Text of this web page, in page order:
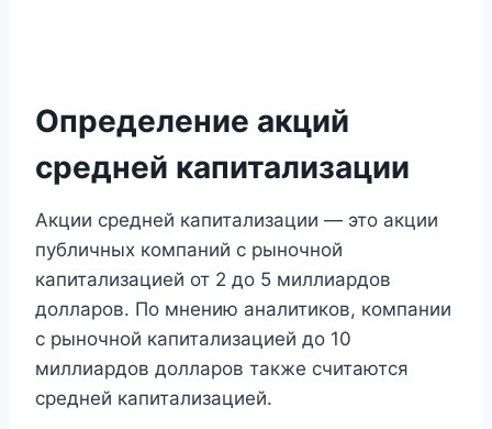
Определение акций
средней капитализации
Акции средней капитализации — это акции
публичных компаний с рыночной
капитализацией от 2 до 5 миллиардов
долларов. По мнению аналитиков, компании
с рыночной капитализацией до 10
миллиардов долларов также считаются
средней капитализацией.